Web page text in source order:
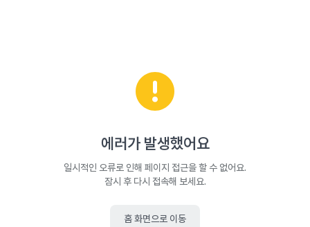
에러가 발생했어요
일시적인 오류로 인해 페이지 접근을 할 수 없어요.
잠시 후 다시 접속해 보세요.
홈 화면으로 이동